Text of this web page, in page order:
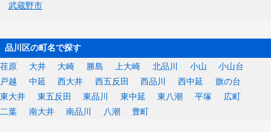
武蔵野市
品川区の町名で探す
荏原 大井 大崎 勝島 上大崎 北品川 小山
小山台
戸越
中延 西大井 西五反田 西品川 西中延
旗の台
東大井
東五反田 東品川 東中延 東八潮 平塚
広町
二葉
南大井 南品川 八潮 豊町